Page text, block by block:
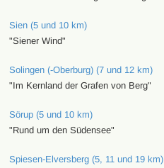
Sien (5 und 10 km)
"Siener Wind"
Solingen (-Oberburg) (7 und 12 km)
"Im Kernland der Grafen von Berg"
Sörup (5 und 10 km)
"Rund um den Südensee"
Spiesen-Elversberg (5, 11 und 19 km)